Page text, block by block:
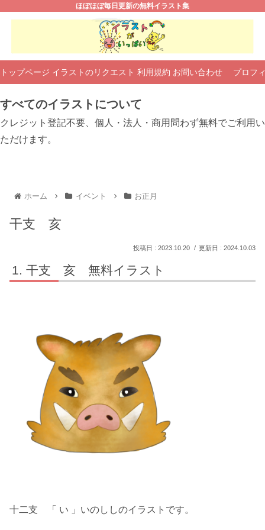
ほぼほぼ毎日更新の無料イラスト集
トップページ イラストのリクエスト 利用規約 お問い合わせ プロフ
すべてのイラストについて
クレジット登記不要、個人・法人・商用問わず無料でご利用い
ただけます。
ホーム イベント お正月
干支 亥
2023.10.20 2024.10.03
干支 亥 無料イラスト
十二支 「 い 」いのししのイラストです。